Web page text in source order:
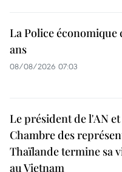
La Police économique
ans
08/08/2026 07:03
Le président de l'AN
Chambre des
Thaïlande termine sa
au Vietnam